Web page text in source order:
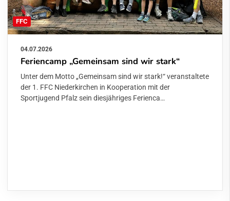
FFC
04.07.2026
Feriencamp „Gemeinsam sind wir stark“
Unter dem Motto „Gemeinsam sind wir stark!“ veranstaltete
der 1. FFC Niederkirchen in Kooperation mit der
Sportjugend Pfalz sein diesjähriges Ferienca…